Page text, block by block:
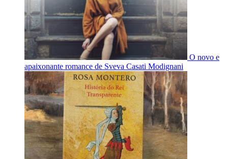
O novo e
apaixonante romance de Sveva Casati Modignani